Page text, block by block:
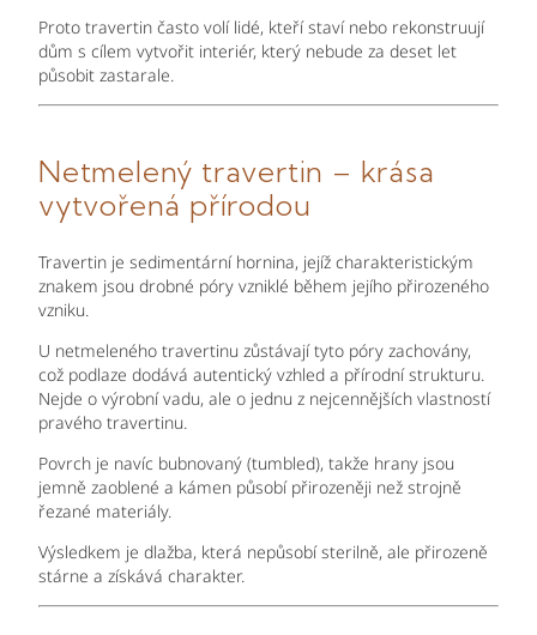
Proto travertin často volí lidé, kteří staví nebo rekonstruují
dům s cílem vytvořit interiér, který nebude za deset let
působit zastarale.
Netmelený travertin – krása
vytvořená přírodou
Travertin je sedimentární hornina, jejíž charakteristickým
znakem jsou drobné póry vzniklé během jejího přirozeného
vzniku.
U netmeleného travertinu zůstávají tyto póry zachovány,
což podlaze dodává autentický vzhled a přírodní strukturu.
Nejde o výrobní vadu, ale o jednu z nejcennějších vlastností
pravého travertinu.
Povrch je navíc bubnovaný (tumbled), takže hrany jsou
jemně zaoblené a kámen působí přirozeněji než strojně
řezané materiály.
Výsledkem je dlažba, která nepůsobí sterilně, ale přirozeně
stárne a získává charakter.